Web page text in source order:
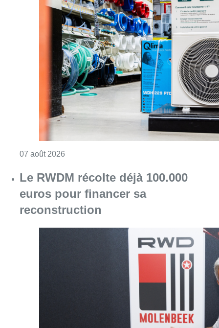
07 août 2026
Le RWDM récolte déjà 100.000
euros pour financer sa
reconstruction